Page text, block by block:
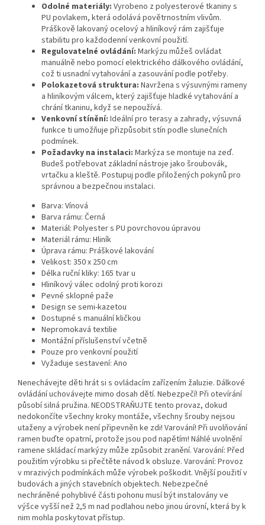
Odolné materiály: Vyrobeno z polyesterové tkaniny s
PU povlakem, která odolává povětrnostním vlivům.
Práškově lakovaný ocelový a hliníkový rám zajišťuje
stabilitu pro každodenní venkovní použití.
Regulovatelné ovládání: Markýzu můžeš ovládat
manuálně nebo pomocí elektrického dálkového ovládání,
což ti usnadní vytahování a zasouvání podle potřeby.
Polokazetová struktura: Navržena s výsuvnými rameny
a hliníkovým válcem, který zajišťuje hladké vytahování a
chrání tkaninu, když se nepoužívá.
Venkovní stínění: Ideální pro terasy a zahrady, výsuvná
funkce ti umožňuje přizpůsobit stín podle slunečních
podmínek.
Požadavky na instalaci: Markýza se montuje na zeď.
Budeš potřebovat základní nástroje jako šroubovák,
vrtačku a kleště. Postupuj podle přiložených pokynů pro
správnou a bezpečnou instalaci.
Barva: Vínová
Barva rámu: Černá
Materiál: Polyester s PU povrchovou úpravou
Materiál rámu: Hliník
Úprava rámu: Práškové lakování
Velikost: 350 x 250 cm
Délka ruční kliky: 165 tvar u
Hliníkový válec odolný proti korozi
Pevné sklopné paže
Design se semi-kazetou
Dostupné s manuální kličkou
Nepromokavá textilie
Montážní příslušenství včetně
Pouze pro venkovní použití
Vyžaduje sestavení: Ano
Nenechávejte děti hrát si s ovládacím zařízením žaluzie. Dálkové
ovládání uchovávejte mimo dosah dětí. Nebezpečí! Při otevírání
působí silná pružina. NEODSTRAŇUJTE tento provaz, dokud
nedokončíte všechny kroky montáže, všechny šrouby nejsou
utaženy a výrobek není připevněn ke zdi! Varování! Při uvolňování
ramen buďte opatrní, protože jsou pod napětím! Náhlé uvolnění
ramene skládací markýzy může způsobit zranění. Varování: Před
použitím výrobku si přečtěte návod k obsluze. Varování: Provoz
v mrazivých podmínkách může výrobek poškodit. Vnější použití v
budovách a jiných stavebních objektech. Nebezpečné
nechráněné pohyblivé části pohonu musí být instalovány ve
výšce vyšší než 2,5 m nad podlahou nebo jinou úrovní, která by k
nim mohla poskytovat přístup.